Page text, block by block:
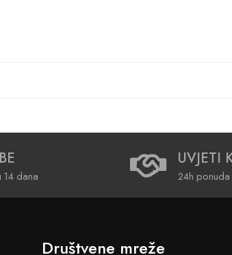
14 dana
UVJETI
24h
Društvene mreže